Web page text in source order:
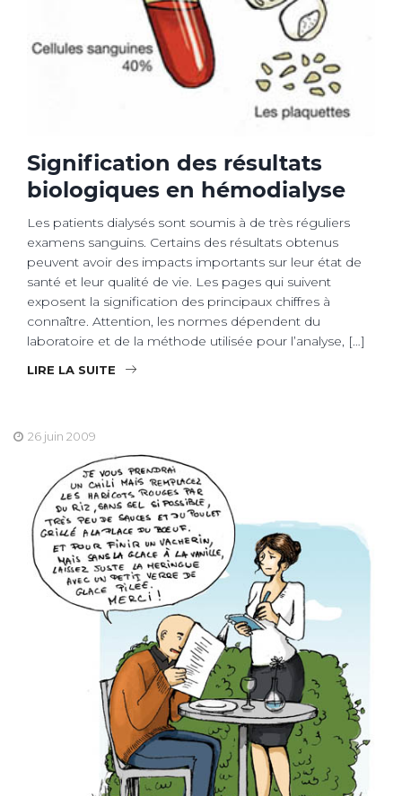
Signification des résultats
biologiques en hémodialyse
Les patients dialysés sont soumis à de très réguliers
examens sanguins. Certains des résultats obtenus
peuvent avoir des impacts importants sur leur état de
santé et leur qualité de vie. Les pages qui suivent
exposent la signification des principaux chiffres à
connaître. Attention, les normes dépendent du
laboratoire et de la méthode utilisée pour l’analyse, […]
LIRE LA SUITE
26 juin 2009